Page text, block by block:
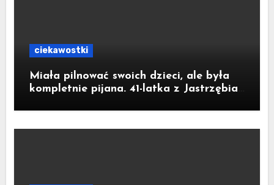
ciekawostki
Miała pilnować swoich dzieci, ale była
kompletnie pijana. 41-latka z Jastrzębia-